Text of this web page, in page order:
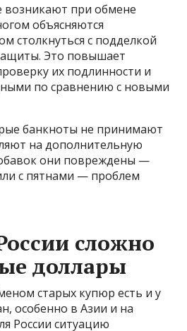
возникают при обмене
объясняются
столкнуться с подделкой
Это повышает
их подлинности и
по сравнению с новыми
банкноты не принимают
на дополнительную
они повреждены —
с пятнами — проблем
сложно
доллары
старых купюр есть и у
особенно в Азии и на
России ситуацию